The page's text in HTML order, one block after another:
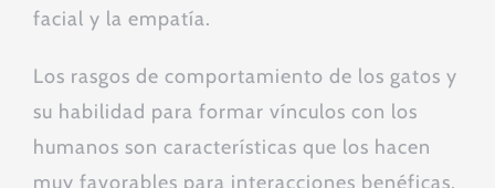
facial y la empatía.
Los rasgos de comportamiento de los gatos y
su habilidad para formar vínculos con los
humanos son características que los hacen
muy favorables para interacciones benéficas.